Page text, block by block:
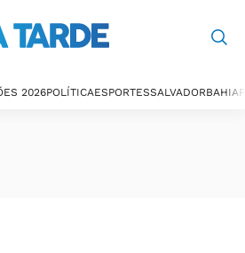
2026POLÍTICAESPORTESSALVADORBAHIA